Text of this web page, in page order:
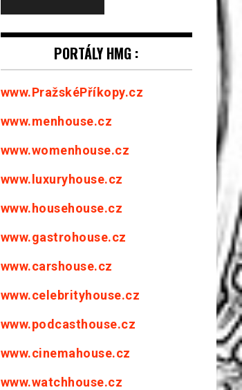
PORTÁLY HMG :
www.PražskéPříkopy.cz
www.menhouse.cz
www.womenhouse.cz
www.luxuryhouse.cz
www.househouse.cz
www.gastrohouse.cz
www.carshouse.cz
www.celebrityhouse.cz
www.podcasthouse.cz
www.cinemahouse.cz
www.watchhouse.cz